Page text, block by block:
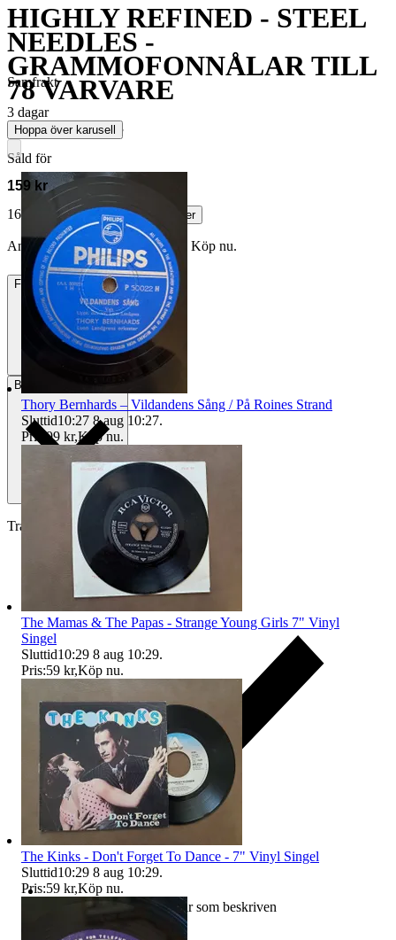
HIGHLY REFINED - STEEL
NEEDLES -
GRAMMOFONNÅLAR TILL
78 VARVARE
Avslutad 6 jun 19:53
Såld för
159 kr
169 kr med köparskydd.
Läs mer
Annonsen är avslutad. Såld med Köp nu.
Frakt49 kr DSV
Betalning Via Tradera
Traderas köparskydd
Ersättning om varan inte är som beskriven
Samfrakt
3 dagar
Hoppa över karusell
Thory Bernhards – Vildandens Sång / På Roines Strand
Sluttid10:27 8 aug 10:27.
Pris:99 kr,Köp nu.
The Mamas & The Papas - Strange Young Girls 7" Vinyl
Singel
Sluttid10:29 8 aug 10:29.
Pris:59 kr,Köp nu.
The Kinks - Don't Forget To Dance - 7" Vinyl Singel
Sluttid10:29 8 aug 10:29.
Pris:59 kr,Köp nu.